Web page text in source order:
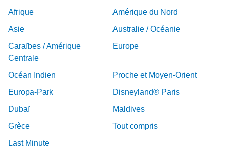
Afrique
Amérique du Nord
Asie
Australie / Océanie
Caraïbes / Amérique
Centrale
Europe
Océan Indien
Proche et Moyen-Orient
Europa-Park
Disneyland® Paris
Dubaï
Maldives
Grèce
Tout compris
Last Minute